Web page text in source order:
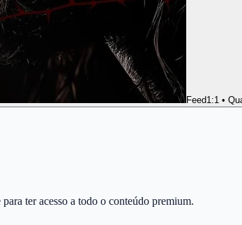
Feed1:1 •
ter acesso a todo o conteúdo premium.